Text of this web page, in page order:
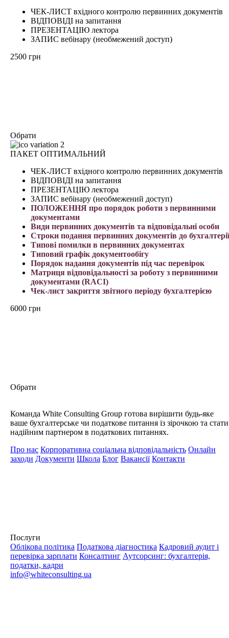
ЧЕК-ЛИСТ вхідного контролю первинних документів
ВІДПОВІДІ на запитання
ПРЕЗЕНТАЦІЮ лектора
ЗАПИС вебінару (необмежений доступ)
2500 грн
Обрати
ПАКЕТ ОПТИМАЛЬНИЙ
ЧЕК-ЛИСТ вхідного контролю первинних документів
ВІДПОВІДІ на запитання
ПРЕЗЕНТАЦІЮ лектора
ЗАПИС вебінару (необмежений доступ)
ПОЛОЖЕННЯ про порядок роботи з первинними
документами
Види первинних документів та відповідальні особи
Строки подання первинних документів до бухгалтерії
Типові помилки в первинних документах
Типовий графік документообігу
Порядок надання документів під час перевірок
Матриця відповідальності за роботу з первинними
документами (RACI)
Чек-лист закриття звітного періоду бухгалтерією
6000 грн
Обрати
Команда White Consulting Group готова вирішити будь-яке
ваше бухгалтерське чи податкове питання із зірочкою та стати
надійним партнером в податкових питаннях.
Про нас Корпоративна соціальна відповідальність Онлайн
заходи Документи Школа Блог Вакансії Контакти
Послуги
Облікова політика Податкова діагностика Кадровий аудит і
перевірка зарплати Консалтинг Аутсорсинг: бухгалтерія,
податки, кадри
info@whiteconsulting.ua